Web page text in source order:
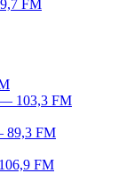
FM
— 103,3 FM
89,3 FM
FM